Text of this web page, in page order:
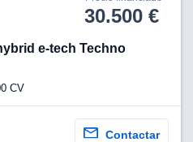
30.500 €
e-tech Techno
CV
Contactar